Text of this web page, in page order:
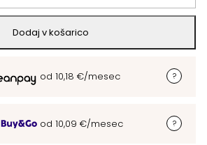
Dodaj v košarico
od 10,18 €/mesec
od 10,09 €/mesec